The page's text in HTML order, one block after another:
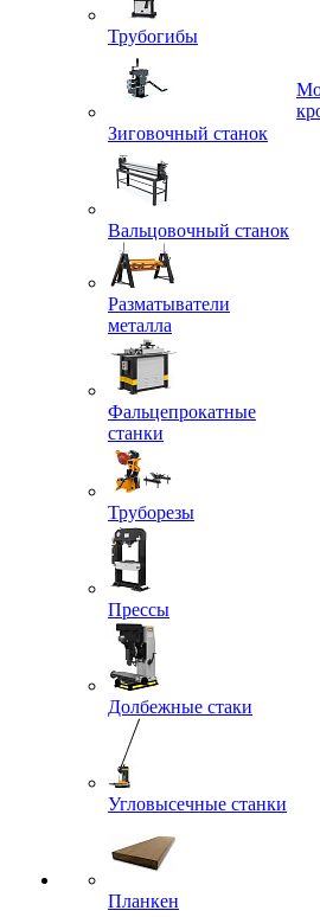
Трубогибы
Зиговочный станок
Вальцовочный станок
Разматыватели
металла
Фальцепрокатные
станки
Труборезы
Прессы
Долбежные стаки
Угловысечные станки
Планкен